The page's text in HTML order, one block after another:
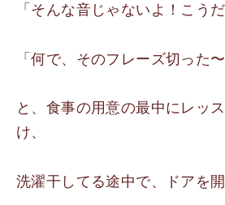
「そんな音じゃないよ！こう
「何で、そのフレーズ切った〜
と、食事の用意の最中にレッ
け、
洗濯干してる途中で、ドアを開